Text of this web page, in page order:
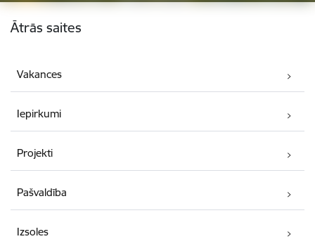
Kājene
Ātrās saites
Vakances
Iepirkumi
Projekti
Pašvaldība
Izsoles